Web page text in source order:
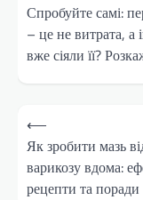
Спробуйте самі:
– це не витрата, а
вже сіяли її?
Навігація
записів
⟵
Як зробити мазь
варикозу вдома:
рецепти та поради